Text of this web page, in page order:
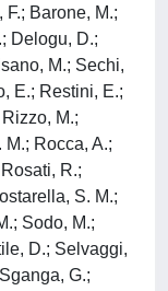
F.; Barone, M.;
Delogu, D.;
M.; Sechi,
E.; Restini, E.;
M.;
M.; Rocca, A.;
R.;
S. M.;
Sodo, M.;
D.; Selvaggi,
G.;